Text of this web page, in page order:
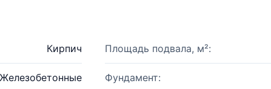
Кирпич Площадь подвала, м²:
Железобетонные Фундамент: